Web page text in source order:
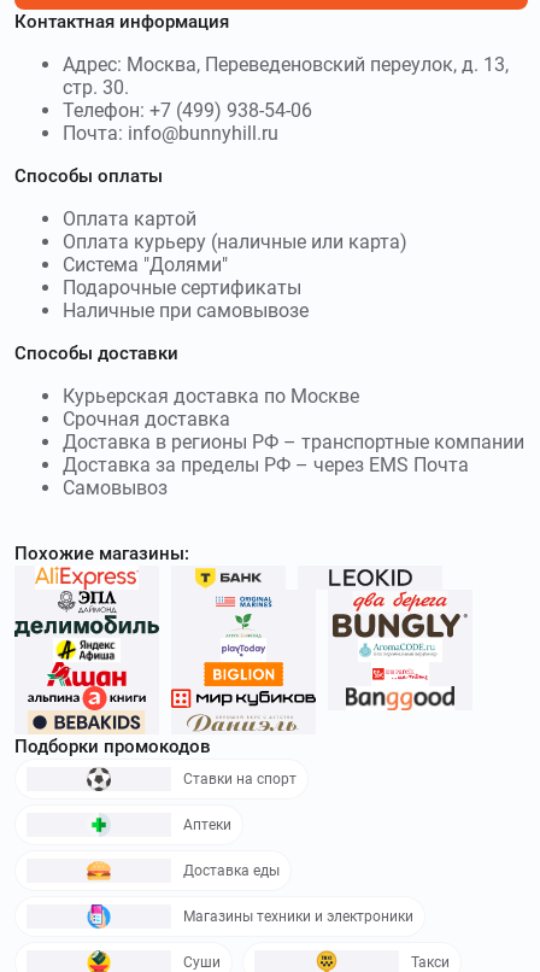
Контактная информация
Адрес: Москва, Переведеновский переулок, д. 13,
стр. 30.
Телефон: +7 (499) 938-54-06
Почта: info@bunnyhill.ru
Способы оплаты
Оплата картой
Оплата курьеру (наличные или карта)
Система "Долями"
Подарочные сертификаты
Наличные при самовывозе
Способы доставки
Курьерская доставка по Москве
Срочная доставка
Доставка в регионы РФ – транспортные компании
Доставка за пределы РФ – через EMS Почта
Самовывоз
Похожие магазины:
Подборки промокодов
Ставки на спорт
Аптеки
Доставка еды
Магазины техники и электроники
Суши Такси